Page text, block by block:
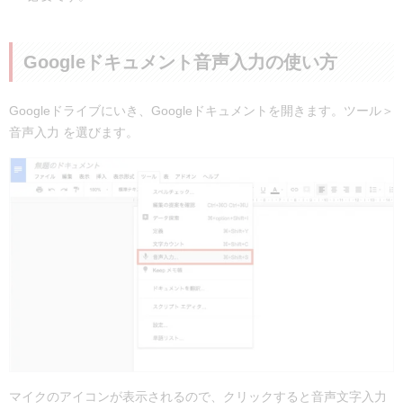
Googleドキュメント音声入力の使い方
Googleドライブにいき、Googleドキュメントを開きます。ツール＞
音声入力 を選びます。
マイクのアイコンが表示されるので、クリックすると音声文字入力